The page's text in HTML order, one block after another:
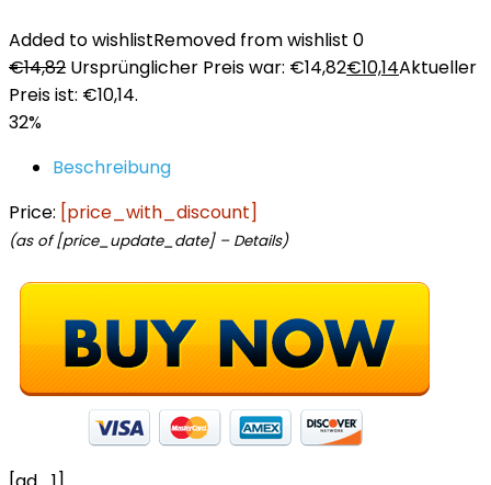
Added to wishlistRemoved from wishlist 0
€14,82 Ursprünglicher Preis war: €14,82€10,14Aktueller
Preis ist: €10,14.
32%
Beschreibung
Price: [price_with_discount]
(as of [price_update_date] – Details)